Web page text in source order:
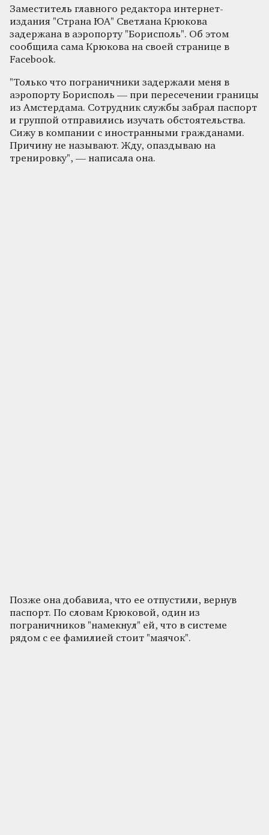
Заместитель главного редактора интернет-
издания "Страна ЮА" Светлана Крюкова
задержана в аэропорту "Борисполь". Об этом
сообщила сама Крюкова на своей странице в
Facebook.
"Только что пограничники задержали меня в
аэропорту Борисполь — при пересечении границы
из Амстердама. Сотрудник службы забрал паспорт
и группой отправились изучать обстоятельства.
Сижу в компании с иностранными гражданами.
Причину не называют. Жду, опаздываю на
тренировку", — написала она.
Позже она добавила, что ее отпустили, вернув
паспорт. По словам Крюковой, один из
пограничников "намекнул" ей, что в системе
рядом с ее фамилией стоит "маячок".